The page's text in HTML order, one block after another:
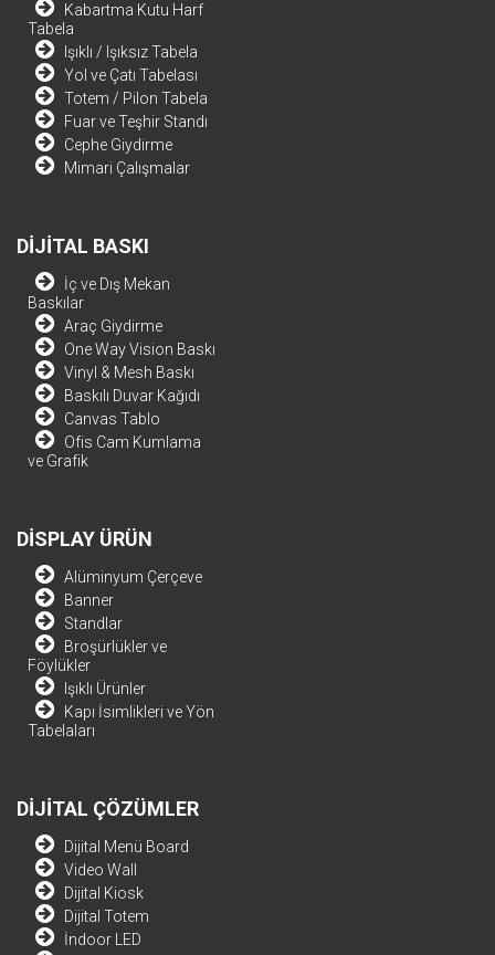
Kabartma Kutu Harf
Tabela
Işıklı / Işıksız Tabela
Yol ve Çatı Tabelası
Totem / Pilon Tabela
Fuar ve Teşhir Standı
Cephe Giydirme
Mimari Çalışmalar
DİJİTAL BASKI
İç ve Dış Mekan
Baskılar
Araç Giydirme
One Way Vision Baskı
Vinyl & Mesh Baskı
Baskılı Duvar Kağıdı
Canvas Tablo
Ofis Cam Kumlama
ve Grafik
DİSPLAY ÜRÜN
Alüminyum Çerçeve
Banner
Standlar
Broşürlükler ve
Föylükler
Işıklı Ürünler
Kapı İsimlikleri ve Yön
Tabelaları
DİJİTAL ÇÖZÜMLER
Dijital Menü Board
Video Wall
Dijital Kiosk
Dijital Totem
İndoor LED